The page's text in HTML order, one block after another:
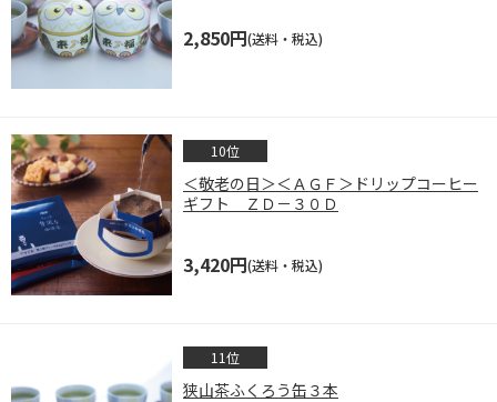
2,850円(送料・税込)
＜敬老の日＞＜ＡＧＦ＞ドリップコーヒー
ギフト ＺＤ－３０Ｄ
3,420円(送料・税込)
狭山茶ふくろう缶３本